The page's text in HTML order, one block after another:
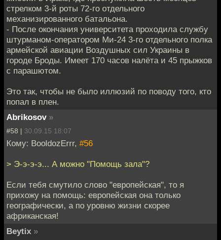
стрелком 3-й роты 72-го отдельного
механизированного батальона.
- После окончания университета проходила службу
штурманом-оператором Ми-24 3-го отдельного полка
армейской авиации Воздушных сил Украины в
городе Броды. Имеет 170 часов налёта и 45 прыжков
с парашютом.
Это так, чтобы не было иллюзий по поводу того, кто
попал в плен.
Abrikosov »
#58 | 30.09.15 18:07
Кому: BooldozErrr, #56
> Э-э-э-э... А можно "Помощь зала"?
Если тебя смутило слово "европейская", то я
прихожу на помощь: европейская она только
географически, а по уровню жизни скорее
африканская!
Beytix »